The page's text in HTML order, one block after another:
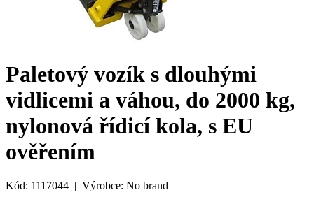
Paletový vozík s dlouhými
vidlicemi a váhou, do 2000 kg,
nylonová řídicí kola, s EU
ověřením
Kód: 1117044 | Výrobce: No brand